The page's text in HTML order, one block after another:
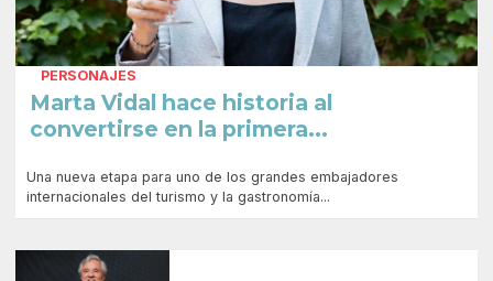
PERSONAJES
Marta Vidal hace historia al
convertirse en la primera...
Una nueva etapa para uno de los grandes embajadores
internacionales del turismo y la gastronomía...